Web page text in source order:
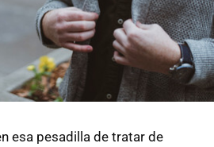
esa pesadilla de tratar de